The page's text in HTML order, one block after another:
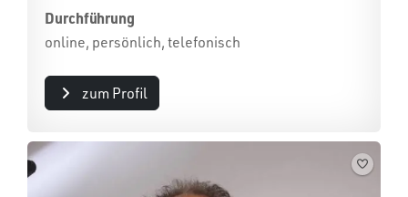
Durchführung
online, persönlich, telefonisch
zum Profil